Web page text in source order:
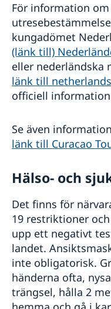
För information
kungadömet
(länk till)
eller nederländska
länk till
officiell
Se även
länk till Curacao
Hälso- och
Det finns för
19 restriktioner
upp ett negativt
landet.
inte obligatorisk.
händerna ofta,
trängsel, hålla 2